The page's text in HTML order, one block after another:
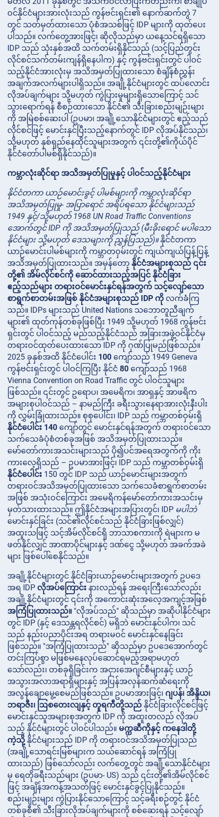
ဝင်နိုင်ငံများအားလုံးသည် ကွန်ဗင်းရှင်း၏ နောက်ဆက်တွဲ 7
တွင် သတ်မှတ်ထားသော ပုံစံအသစ်ဖြင့် IDP များကို ထုတ်ပေး
ပါသည်။ လက်တွေ့အားဖြင့်၊ ဆိုလိုသည်မှာ ယနေ့သင်ရရှိသော
IDP သည် သုံးနှစ်အထိ သက်တမ်းရှိနိုင်သည် (သင့်ပြည်တွင်း
လိုင်စင်သက်တမ်းကျန်ရှိနေပါက) နှင့် ကွန်ဗင်းရှင်းတွင် ပါဝင်
သည့်နိုင်ငံအားလုံးမှ အသိအမှတ်ပြုထားသော စံချိန်စံညွှန်း
အချက်အလက်များပါရှိသည်။ အချို့နိုင်ငံများတွင် ထပ်လောင်း
လိုအပ်ချက်များ သို့မဟုတ် ကွဲပြားမှုများရှိသောကြောင့် သင်
သွားရောက်ရန် စီစဉ်ထားသော နိုင်ငံ၏ သီးခြားစည်းမျဉ်းများ
ကို အမြဲစစ်ဆေးပါ (ဥပမာ၊ အချို့သောနိုင်ငံများတွင် ဧည့်သည်
လိုင်စင်ဖြင့် မောင်းနှင်ပြီးသည့်နောက်တွင် IDP လိုအပ်နိုင်သည်၊
သို့မဟုတ် နှစ်ရှည်နေထိုင်သူများအတွက် ၎င်းတို့၏ကိုယ်ပိုင်
နိုင်ငံတော်ပါမစ်ရှိနိုင်သည်)။
ကမ္ဘာလုံးဆိုင်ရာ အသိအမှတ်ပြုမှုနှင့် ပါဝင်သည့်နိုင်ငံများ
နိုင်ငံတကာ ယာဉ်မောင်းခွင့် ပါမစ်များကို ကမ္ဘာလုံးဆိုင်ရာ
အသိအမှတ်ပြုမှု- အပြာရောင် အရိပ်ရသော နိုင်ငံများသည်
1949 နှင့်/သို့မဟုတ် 1968 UN Road Traffic Conventions
အောက်တွင် IDP ကို အသိအမှတ်ပြုသည် (မီးခိုးရောင် မပါသော
နိုင်ငံများ သို့မဟုတ် ဒေသများကို ညွှန်ပြသည်)။နိုင်ငံတကာ
ယာဉ်မောင်းပါမစ်များကို ကမ္ဘာတဝှမ်းတွင် ကျယ်ကျယ်ပြန့်ပြန့်
အသိအမှတ်ပြုထားသည်။ အမှန်တော့ နိုင်ငံအများစုသည် ၎င်း
တို့၏ အိမ်လိုင်စင်ကို ဆောင်ထားသည့်အပြင် နိုင်ငံခြား
ဧည့်သည်များ တရားဝင်မောင်းနှင်ရန်အတွက် သင့်လျော်သော
စာရွက်စာတမ်းအဖြစ် နိုင်ငံအများစုသည် IDP ကို လက်ခံကြ
သည်။ IDPs များသည် United Nations သဘောတူညီချက်
များ၏ ထုတ်ကုန်တစ်ခုဖြစ်ပြီး 1949 သို့မဟုတ် 1968 ကွန်ဗင်း
ရှင်းတွင် ပါဝင်သည့် မည်သည့်နိုင်ငံသည် အခြားအဖွဲ့ဝင်နိုင်ငံမှ
တရားဝင်ထုတ်ပေးထားသော IDP ကို ဂုဏ်ပြုမည်ဖြစ်သည်။
2025 ခုနှစ်အထိ နိုင်ငံပေါင်း 100 ကျော်သည် 1949 Geneva
ကွန်ဗင်းရှင်းတွင် ပါဝင်ကြပြီး နိုင်ငံ 80 ကျော်သည် 1968
Vienna Convention on Road Traffic တွင် ပါဝင်သူများ
ဖြစ်သည်။ ၎င်းတွင် ဥရောပ၊ အမေရိက၊ အာရှနှင့် အာဖရိက
အများစုပါဝင်သည် – နာမည်ကြီး ခရီးသွားနေရာအားလုံးနီးပါး
ကို လွှမ်းခြုံထားသည်။ စုစုပေါင်း၊ IDP သည် ကမ္ဘာတစ်ဝှမ်းရှိ
နိုင်ငံပေါင်း 140 ကျော်တွင် မောင်းနှင်ရန်အတွက် တရားဝင်သော
သက်သေခံပုံစံတစ်ခုအဖြစ် အသိအမှတ်ပြုထားသည်။
မော်တော်ကားအသင်းများသည် ပို၍ပင်အရေအတွက်ကို ကိုး
ကားလေ့ရှိသည် – ဥပမာအားဖြင့်၊ IDP သည် ကမ္ဘာတစ်ဝှမ်းရှိ
နိုင်ငံပေါင်း 150 တွင် IDP သည် ယာဉ်မောင်းများအတွက်
တရားဝင်အသိအမှတ်ပြုထားသော သက်သေခံစာရွက်စာတမ်း
အဖြစ် အသုံးဝင်ကြောင်း အမေရိကန်မော်တော်ကားအသင်းမှ
မှတ်သားထားသည်။ ဤနိုင်ငံအများအပြားတွင်၊ IDP မပါဘဲ
မောင်းနှင်ခြင်း (သင်၏လိုင်စင်သည် နိုင်ငံခြားဖြစ်လျှင်)
အထူးသဖြင့် သင့်အိမ်လိုင်စင်ရှိ ဘာသာစကားကို ရဲများက မ
ဖတ်နိုင်လျှင် အာဏာပိုင်များနှင့် ဒဏ်ငွေ သို့မဟုတ် အခက်အခဲ
များ ဖြစ်ပေါ်စေနိုင်သည်။
အချို့နိုင်ငံများတွင် နိုင်ငံခြားယာဉ်မောင်းများအတွက် ဥပဒေ
အရ IDP လိုအပ်ကြောင်း နားလည်ရန် အရေးကြီးသော်လည်း
အချို့နိုင်ငံများတွင် ၎င်းကို အကောင်းဆုံးအလေ့အကျင့်အဖြစ်
အကြံပြုထားသည်။ "လိုအပ်သည်" ဆိုသည်မှာ အဆိုပါနိုင်ငံများ
တွင် IDP (နှင့် ဒေသန္တရလိုင်စင်) မရှိဘဲ မောင်းနှင်ပါက၊ သင်
သည် နည်းပညာပိုင်းအရ တရားမဝင် မောင်းနှင်နေခြင်း
ဖြစ်သည်။ "အကြံပြုထားသည်" ဆိုသည်မှာ ဥပဒေအောက်တွင်
တင်းကြပ်စွာ မဖြစ်မနေလုပ်ဆောင်ရမည့်အရာမဟုတ်
သော်လည်း၊ တစ်ခုရှိခြင်းက အငှားအေဂျင်စီများနှင့် ယာဉ်
အသွားအလာအရာရှိများနှင့် အပြန်အလှန်ဆက်ဆံရေးကို
အလွန်ချောမွေ့စေမည်ဖြစ်သည်။ ဥပမာအားဖြင့်၊ ဂျပန်၊ အိန္ဒိယ၊
ဘရာဇီး၊ ဩစတေးလျနှင့် တူရကီတို့သည် နိုင်ငံခြားလိုင်စင်ဖြင့်
မောင်းနှင်သူအများစုအတွက် IDP ကို ​​အထူးတလည် လိုအပ်
သည့် နိုင်ငံများတွင် ပါဝင်ပါသည်။ မက္ကဆီကိုနှင့် ကနေဒါတို့
ကဲ့သို့ နိုင်ငံများသည် IDP ကို ​​တရားဝင်အသိအမှတ်ပြုသည်
(အချို့သောရင်းမြစ်များက သယ်ဆောင်ရန် အကြံပြု
ထားသည်) ဖြစ်သော်လည်း လက်တွေ့တွင် အချို့သောနိုင်ငံများ
မှ ရေတိုခရီးသည်များ (ဥပမာ- US) သည် ၎င်းတို့၏အိမ်လိုင်စင်
ဖြင့် အချိန်အကန့်အသတ်ဖြင့် မောင်းနှင်ခွင့်ပြုနိုင်သည်။
စည်းမျဉ်းများ ကွဲပြားနိုင်သောကြောင့် သင့်ခရီးစဉ်တွင် နိုင်ငံ
တစ်ခုစီ၏ သီးခြားလိုအပ်ချက်များကို စစ်ဆေးရန် သင့်လျော်